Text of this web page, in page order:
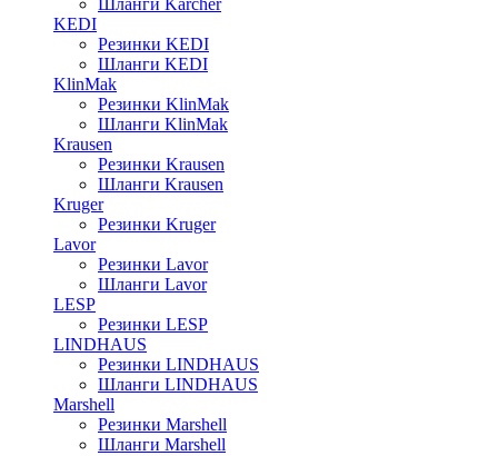
Шланги Karcher
KEDI
Резинки KEDI
Шланги KEDI
KlinMak
Резинки KlinMak
Шланги KlinMak
Krausen
Резинки Krausen
Шланги Krausen
Kruger
Резинки Kruger
Lavor
Резинки Lavor
Шланги Lavor
LESP
Резинки LESP
LINDHAUS
Резинки LINDHAUS
Шланги LINDHAUS
Marshell
Резинки Marshell
Шланги Marshell